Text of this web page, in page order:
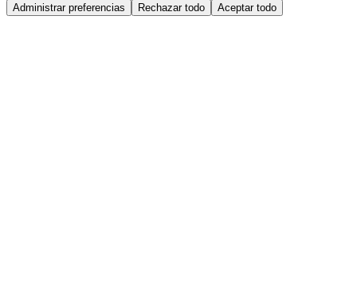
Administrar preferencias Rechazar todo Aceptar todo